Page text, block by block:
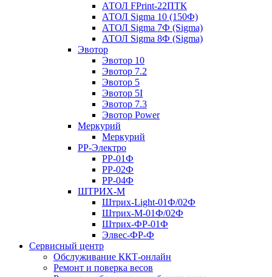
АТОЛ FPrint-22ПТК
АТОЛ Sigma 10 (150Ф)
АТОЛ Sigma 7Ф (Sigma)
АТОЛ Sigma 8Ф (Sigma)
Эвотор
Эвотор 10
Эвотор 7.2
Эвотор 5
Эвотор 5I
Эвотор 7.3
Эвотор Power
Меркурий
Меркурий
РР-Электро
РР-01Ф
РР-02Ф
РР-04Ф
ШТРИХ-М
Штрих-Light-01Ф/02Ф
Штрих-М-01Ф/02Ф
Штрих-ФР-01Ф
Элвес-ФР-Ф
Сервисный центр
Обслуживание ККТ-онлайн
Ремонт и поверка весов